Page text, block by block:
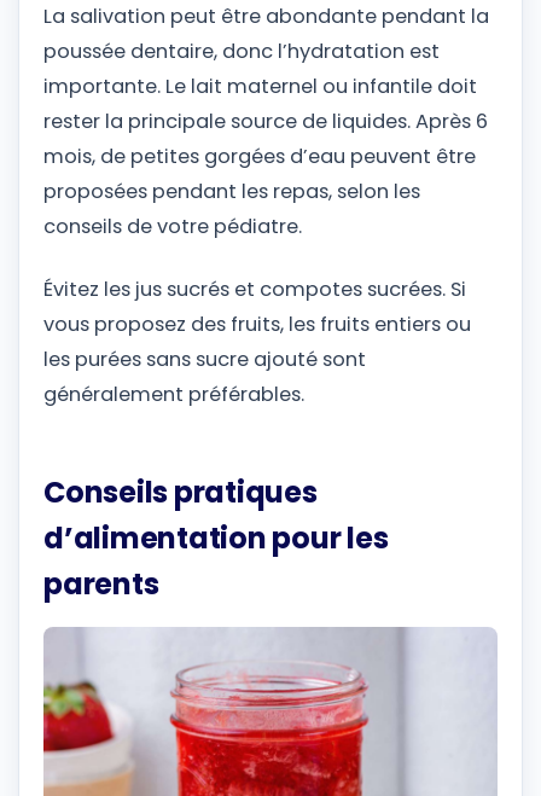
La salivation peut être abondante pendant la
poussée dentaire, donc l’hydratation est
importante. Le lait maternel ou infantile doit
rester la principale source de liquides. Après 6
mois, de petites gorgées d’eau peuvent être
proposées pendant les repas, selon les
conseils de votre pédiatre.
Évitez les jus sucrés et compotes sucrées. Si
vous proposez des fruits, les fruits entiers ou
les purées sans sucre ajouté sont
généralement préférables.
Conseils pratiques
d’alimentation pour les
parents